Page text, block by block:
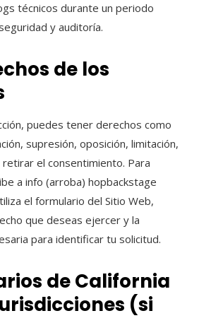
técnicos durante un periodo
y auditoría.
de los
puedes tener derechos como
supresión, oposición, limitación,
el consentimiento. Para
a info (arroba) hopbackstage
el formulario del Sitio Web,
que deseas ejercer y la
para identificar tu solicitud.
de California
(si